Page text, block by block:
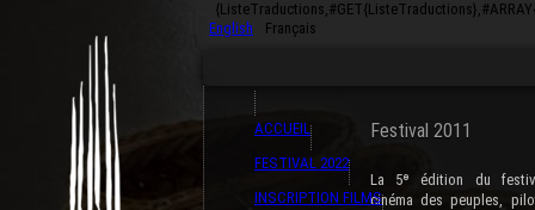
English
Français
ACCUEIL
FESTIVAL 2022
INSCRIPTION FILMS
Festival 2011
La 5ᶱ édition du
cinéma des peuples,